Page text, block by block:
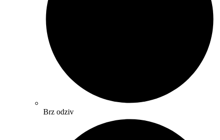
Brz odziv